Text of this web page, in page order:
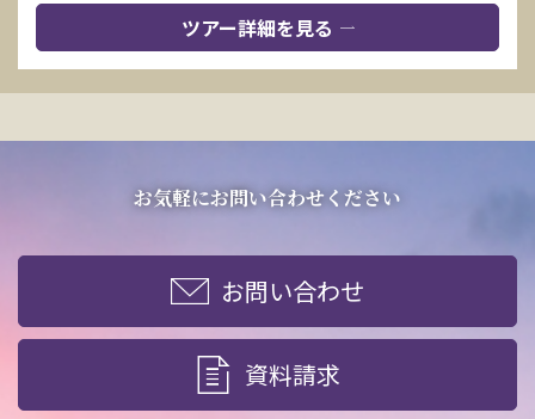
ツアー詳細を見る
お気軽にお問い合わせください
お問い合わせ
資料請求